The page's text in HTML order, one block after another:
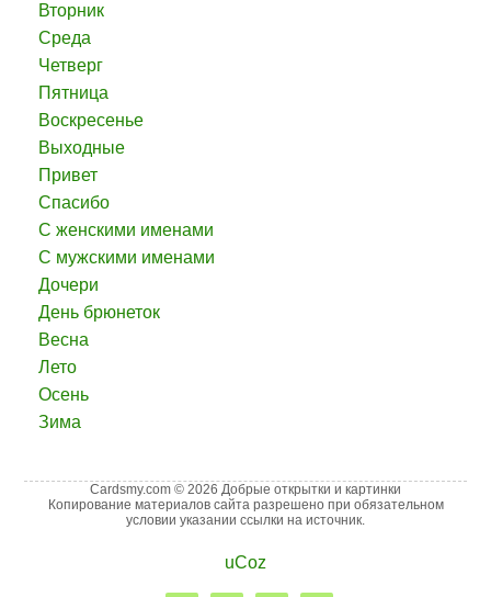
Вторник
Среда
Четверг
Пятница
Воскресенье
Выходные
Привет
Спасибо
С женскими именами
С мужскими именами
Дочери
День брюнеток
Весна
Лето
Осень
Зима
Cardsmy.com © 2026 Добрые открытки и картинки
Копирование материалов сайта разрешено при обязательном
условии указании ссылки на источник.
uCoz